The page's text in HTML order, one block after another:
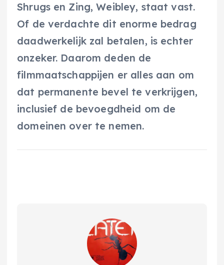
Shrugs en Zing, Weibley, staat vast.
Of de verdachte dit enorme bedrag
daadwerkelijk zal betalen, is echter
onzeker. Daarom deden de
filmmaatschappijen er alles aan om
dat permanente bevel te verkrijgen,
inclusief de bevoegdheid om de
domeinen over te nemen.